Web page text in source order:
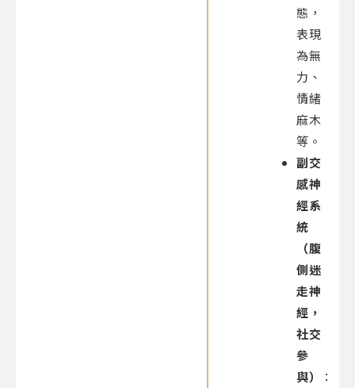
態，
表現
為無
力、
情緒
麻木
等。
副交
感神
經系
統
（腹
側迷
走神
經，
社交
參
與）
：